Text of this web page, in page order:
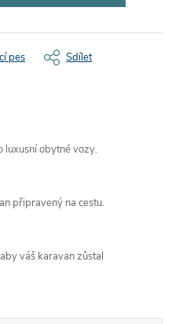
pes Sdílet
luxusní obytné vozy.
připravený na cestu.
váš karavan zůstal